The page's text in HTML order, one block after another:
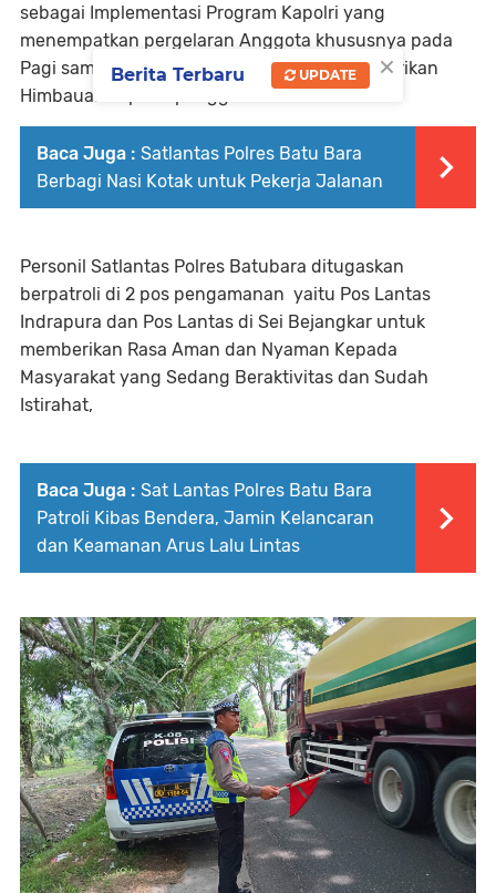
sebagai Implementasi Program Kapolri yang
menempatkan pergelaran Anggota khususnya pada
Pagi sampai dengan Sore hari, sambil memberikan
Himbauan kepada pengguna Jalan.
Baca Juga : Satlantas Polres Batu Bara
Berbagi Nasi Kotak untuk Pekerja Jalanan
Personil Satlantas Polres Batubara ditugaskan
berpatroli di 2 pos pengamanan yaitu Pos Lantas
Indrapura dan Pos Lantas di Sei Bejangkar untuk
memberikan Rasa Aman dan Nyaman Kepada
Masyarakat yang Sedang Beraktivitas dan Sudah
Istirahat,
Baca Juga : Sat Lantas Polres Batu Bara
Patroli Kibas Bendera, Jamin Kelancaran
dan Keamanan Arus Lalu Lintas
×
Berita Terbaru UPDATE